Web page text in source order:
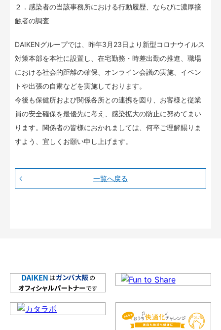
２．感染者の当該事務所における行動履歴、ならびに濃厚接
触者の調査
DAIKENグループでは、昨年3月23日より新型コロナウイルス
対策本部を本社に設置し、在宅勤務・時差出勤の推進、職場
における社会的距離の確保、オンライン会議の実施、イベン
トや出張の自粛などを実施しております。
今後も保健所および関係各所との連携を図り、お客様と従業
員の安全確保を最優先に考え、感染拡大の防止に努めてまい
ります。関係者の皆様におかれましては、何卒ご理解賜りま
すよう、宜しくお願い申し上げます。
一覧へ戻る